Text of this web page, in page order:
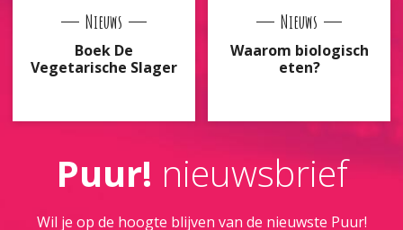
Nieuws
Boek De
Vegetarische Slager
Nieuws
Waarom biologisch
eten?
Puur! nieuwsbrief
Wil je op de hoogte blijven van de nieuwste Puur!